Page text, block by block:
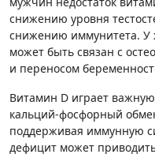
снижению уровня
снижению иммунитета. У
может быть связан с
и переносом
Витамин D играет
кальций-фосфорный
поддерживая иммунную
дефицит может